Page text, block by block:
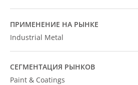
ПРИМЕНЕНИЕ НА РЫНКЕ
Industrial Metal
СЕГМЕНТАЦИЯ РЫНКОВ
Paint & Coatings